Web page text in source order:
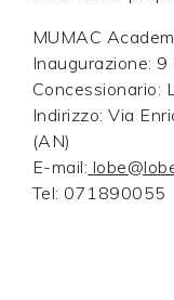
MUMAC
Inaugurazione:
Concessionario:
Indirizzo: Via
(AN)
E-mail:
Tel: 071890055